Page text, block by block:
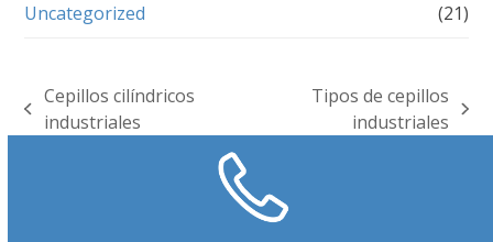
Uncategorized (21)
previous
Cepillos cilíndricos
industriales
Tipos de cepillos
industriales